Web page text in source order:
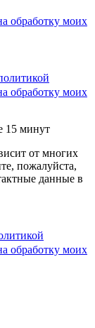
обработку моих
обработку моих
15 минут
от многих
пожалуйста,
данные в
обработку моих